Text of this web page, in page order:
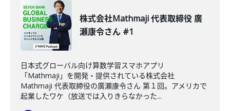
株式会社Mathmaji 代表取締役 廣
瀬康令さん #1
日本式グローバル向け算数学習スマホアプリ
「Mathmaji」を開発・提供されている株式会社
Mathmaji 代表取締役の廣瀬康令さん 第１回。アメリカで
起業したワケ（放送では入りきらなかった...